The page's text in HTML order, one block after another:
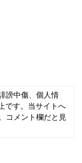
謗中傷、個人情
です。当サイトへ
コメント欄だと見